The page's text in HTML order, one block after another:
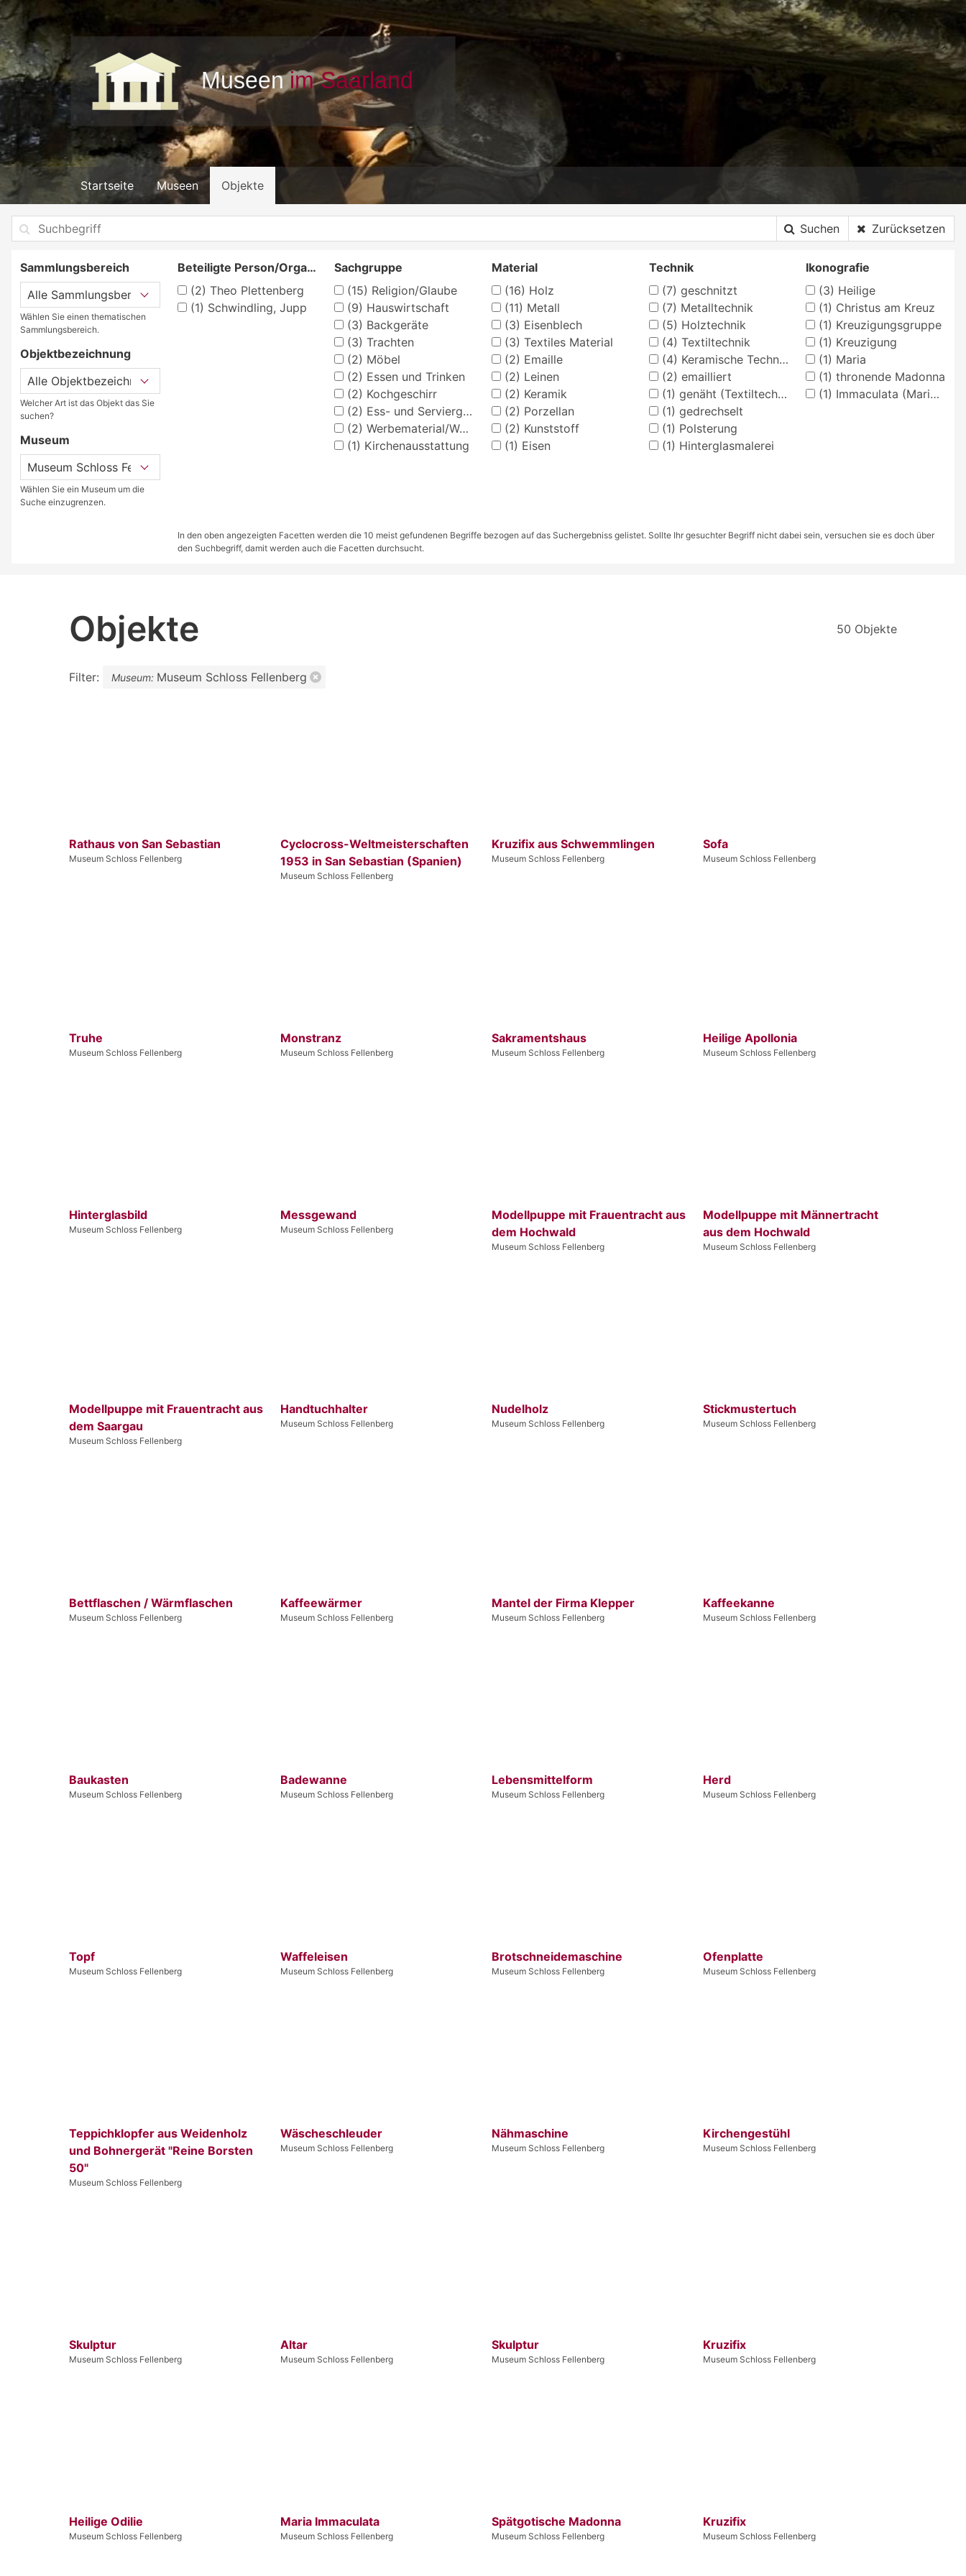
Startseite Museen Objekte
Suchen Zurücksetzen
Sammlungsbereich
Wählen Sie einen thematischen
Sammlungsbereich.
Objektbezeichnung
Welcher Art ist das Objekt das Sie
suchen?
Museum
Wählen Sie ein Museum um die
Suche einzugrenzen.
Beteiligte Person/Organisation
(2) Theo Plettenberg
(1) Schwindling, Jupp
Sachgruppe
(15) Religion/Glaube
(9) Hauswirtschaft
(3) Backgeräte
(3) Trachten
(2) Möbel
(2) Essen und Trinken
(2) Kochgeschirr
(2) Ess- und Serviergeschirr
(2) Werbematerial/Werbeanlagen
(1) Kirchenausstattung
Material
(16) Holz
(11) Metall
(3) Eisenblech
(3) Textiles Material
(2) Emaille
(2) Leinen
(2) Keramik
(2) Porzellan
(2) Kunststoff
(1) Eisen
Technik
(7) geschnitzt
(7) Metalltechnik
(5) Holztechnik
(4) Textiltechnik
(4) Keramische Techniken
(2) emailliert
(1) genäht (Textiltechnik)
(1) gedrechselt
(1) Polsterung
(1) Hinterglasmalerei
Ikonografie
(3) Heilige
(1) Christus am Kreuz
(1) Kreuzigungsgruppe
(1) Kreuzigung
(1) Maria
(1) thronende Madonna
(1) Immaculata (Maria auf der Mondsichel)
In den oben angezeigten Facetten werden die 10 meist gefundenen Begriffe bezogen auf das Suchergebniss gelistet. Sollte Ihr gesuchter Begriff nicht dabei sein, versuchen sie es doch über
den Suchbegriff, damit werden auch die Facetten durchsucht.
Objekte 50 Objekte
Filter: Museum: Museum Schloss Fellenberg
Rathaus von San Sebastian
Museum Schloss Fellenberg
Cyclocross-Weltmeisterschaften
1953 in San Sebastian (Spanien)
Museum Schloss Fellenberg
Kruzifix aus Schwemmlingen
Museum Schloss Fellenberg
Sofa
Museum Schloss Fellenberg
Truhe
Museum Schloss Fellenberg
Monstranz
Museum Schloss Fellenberg
Sakramentshaus
Museum Schloss Fellenberg
Heilige Apollonia
Museum Schloss Fellenberg
Hinterglasbild
Museum Schloss Fellenberg
Messgewand
Museum Schloss Fellenberg
Modellpuppe mit Frauentracht aus
dem Hochwald
Museum Schloss Fellenberg
Modellpuppe mit Männertracht
aus dem Hochwald
Museum Schloss Fellenberg
Modellpuppe mit Frauentracht aus
dem Saargau
Museum Schloss Fellenberg
Handtuchhalter
Museum Schloss Fellenberg
Nudelholz
Museum Schloss Fellenberg
Stickmustertuch
Museum Schloss Fellenberg
Bettflaschen / Wärmflaschen
Museum Schloss Fellenberg
Kaffeewärmer
Museum Schloss Fellenberg
Mantel der Firma Klepper
Museum Schloss Fellenberg
Kaffeekanne
Museum Schloss Fellenberg
Baukasten
Museum Schloss Fellenberg
Badewanne
Museum Schloss Fellenberg
Lebensmittelform
Museum Schloss Fellenberg
Herd
Museum Schloss Fellenberg
Topf
Museum Schloss Fellenberg
Waffeleisen
Museum Schloss Fellenberg
Brotschneidemaschine
Museum Schloss Fellenberg
Ofenplatte
Museum Schloss Fellenberg
Teppichklopfer aus Weidenholz
und Bohnergerät "Reine Borsten
50"
Museum Schloss Fellenberg
Wäscheschleuder
Museum Schloss Fellenberg
Nähmaschine
Museum Schloss Fellenberg
Kirchengestühl
Museum Schloss Fellenberg
Skulptur
Museum Schloss Fellenberg
Altar
Museum Schloss Fellenberg
Skulptur
Museum Schloss Fellenberg
Kruzifix
Museum Schloss Fellenberg
Heilige Odilie
Museum Schloss Fellenberg
Maria Immaculata
Museum Schloss Fellenberg
Spätgotische Madonna
Museum Schloss Fellenberg
Kruzifix
Museum Schloss Fellenberg